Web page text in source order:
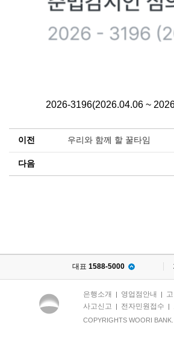
2026-3196(2026.04.06 ~
이전 우리와 함께 할 꿀타임
다음
대표 1588-5000
은행소개 | 영업점안내 |
사고신고 | 전자민원접수 |
COPYRIGHTS WOORI